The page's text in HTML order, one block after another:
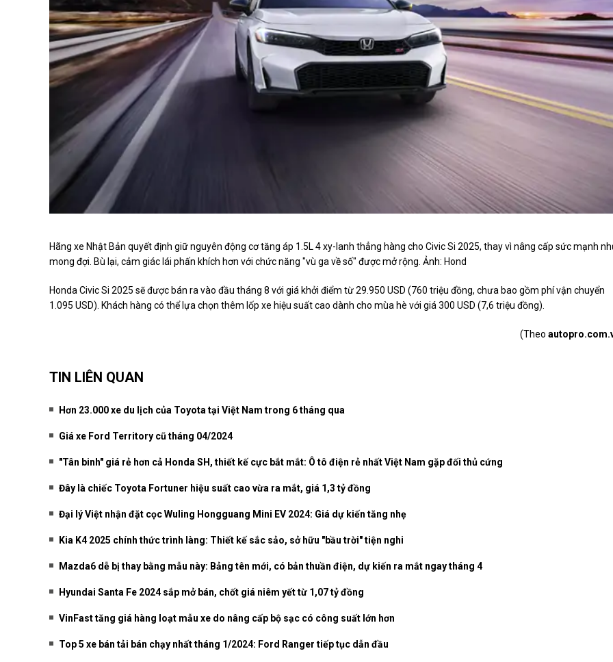
Hãng xe Nhật Bản quyết định giữ nguyên động cơ tăng áp 1.5L 4 xy-lanh thẳng hàng cho Civic Si 2025, thay vì nâng cấp sức mạnh
mong đợi. Bù lại, cảm giác lái phấn khích hơn với chức năng "vù ga về số" được mở rộng. Ảnh: Hond
Honda Civic Si 2025 sẽ được bán ra vào đầu tháng 8 với giá khởi điểm từ 29.950 USD (760 triệu đồng, chưa bao gồm phí vận chuyển
1.095 USD). Khách hàng có thể lựa chọn thêm lốp xe hiệu suất cao dành cho mùa hè với giá 300 USD (7,6 triệu đồng).
(Theo
TIN LIÊN QUAN
Hơn 23.000 xe du lịch của Toyota tại Việt Nam trong 6 tháng qua
Giá xe Ford Territory cũ tháng 04/2024
"Tân binh" giá rẻ hơn cả Honda SH, thiết kế cực bắt mắt: Ô tô điện rẻ nhất Việt Nam gặp đối thủ cứng
Đây là chiếc Toyota Fortuner hiệu suất cao vừa ra mắt, giá 1,3 tỷ đồng
Đại lý Việt nhận đặt cọc Wuling Hongguang Mini EV 2024: Giá dự kiến tăng nhẹ
Kia K4 2025 chính thức trình làng: Thiết kế sắc sảo, sở hữu "bầu trời" tiện nghi
Mazda6 dễ bị thay bằng mẫu này: Bảng tên mới, có bản thuần điện, dự kiến ra mắt ngay tháng 4
Hyundai Santa Fe 2024 sắp mở bán, chốt giá niêm yết từ 1,07 tỷ đồng
VinFast tăng giá hàng loạt mẫu xe do nâng cấp bộ sạc có công suất lớn hơn
Top 5 xe bán tải bán chạy nhất tháng 1/2024: Ford Ranger tiếp tục dẫn đầu